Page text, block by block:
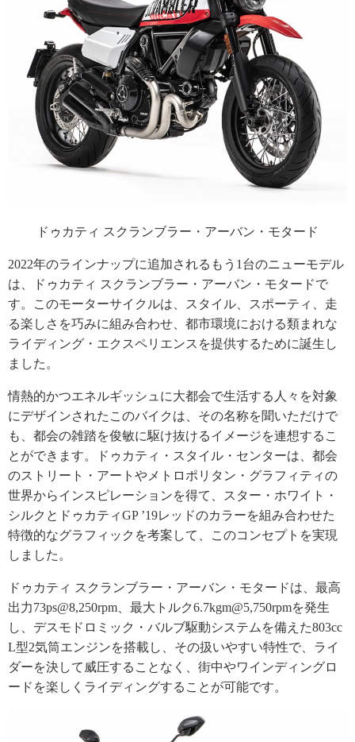
ドゥカティ スクランブラー・アーバン・モタード
2022年のラインナップに追加されるもう1台のニューモデル
は、ドゥカティ スクランブラー・アーバン・モタードで
す。このモーターサイクルは、スタイル、スポーティ、走
る楽しさを巧みに組み合わせ、都市環境における類まれな
ライディング・エクスペリエンスを提供するために誕生し
ました。
情熱的かつエネルギッシュに大都会で生活する人々を対象
にデザインされたこのバイクは、その名称を聞いただけで
も、都会の雑踏を俊敏に駆け抜けるイメージを連想するこ
とができます。ドゥカティ・スタイル・センターは、都会
のストリート・アートやメトロポリタン・グラフィティの
世界からインスピレーションを得て、スター・ホワイト・
シルクとドゥカティGP ’19レッドのカラーを組み合わせた
特徴的なグラフィックを考案して、このコンセプトを実現
しました。
ドゥカティ スクランブラー・アーバン・モタードは、最高
出力73ps@8,250rpm、最大トルク6.7kgm@5,750rpmを発生
し、デスモドロミック・バルブ駆動システムを備えた803cc
L型2気筒エンジンを搭載し、その扱いやすい特性で、ライ
ダーを決して威圧することなく、街中やワインディングロ
ードを楽しくライディングすることが可能です。